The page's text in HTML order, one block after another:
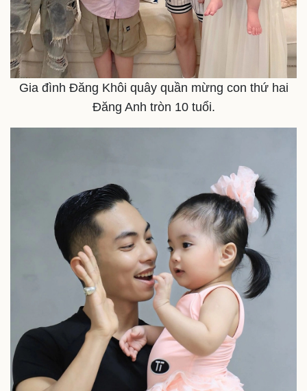
Thể thao
Bóng đá
Lịch thi đấu bóng đá
Hậu trường
Ô tô - Xe máy
Ô tô
Xe máy
Tư vấn
Gia đình Đăng Khôi quây quần mừng con thứ hai
Đăng Anh tròn 10 tuổi.